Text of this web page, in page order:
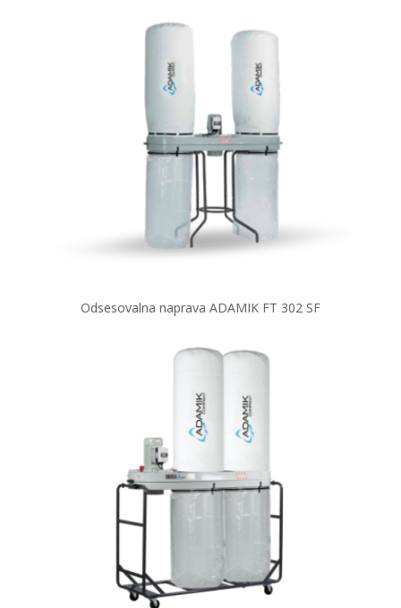
Odsesovalna naprava ADAMIK FT 302 SF